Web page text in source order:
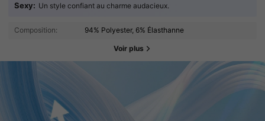
Sexy: Un style confiant au charme audacieux.
Composition: 94% Polyester, 6% Élasthanne
Voir plus